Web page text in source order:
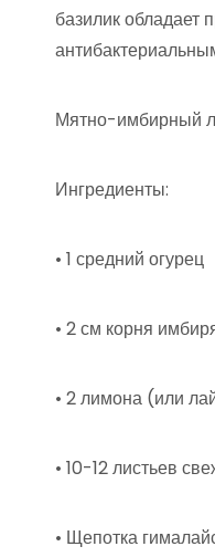
базилик обладает
Мятно-имбирный
Ингредиенты:
• 1 средний огурец
• 2 см корня
• 2 лимона (или
• 10-12 листьев
• Щепотка